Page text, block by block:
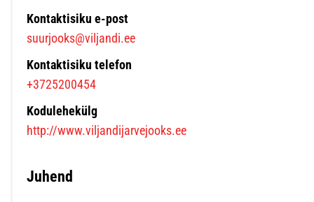
Kontaktisiku e-post
suurjooks@viljandi.ee
Kontaktisiku telefon
+3725200454
Kodulehekülg
http://www.viljandijarvejooks.ee
Juhend